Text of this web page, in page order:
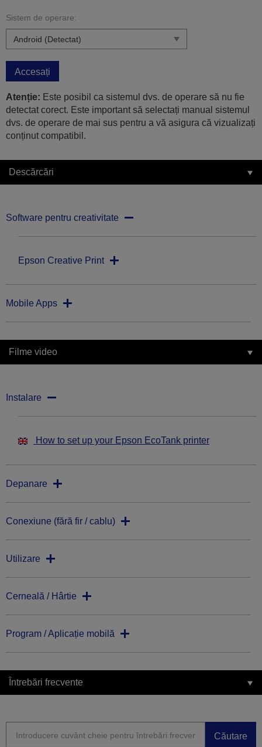
Sistem de operare:
Accesați
Atenție: Este posibil ca sistemul dvs. de operare să nu fie
detectat corect. Este important să selectați manual sistemul
dvs. de operare de mai sus pentru a vă asigura că vizualizați
conținut compatibil.
Descărcări
Software pentru creativitate
Epson Creative Print
Mobile Apps
Filme video
Instalare
How to set up your Epson EcoTank printer
Depanare
Conexiune (fără fir / cablu)
Utilizare
Cerneală / Hârtie
Program / Aplicație mobilă
Întrebări frecvente
Căutare